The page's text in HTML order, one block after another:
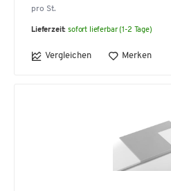
pro St.
Lieferzeit: sofort lieferbar (1-2 Tage)
Vergleichen Merken